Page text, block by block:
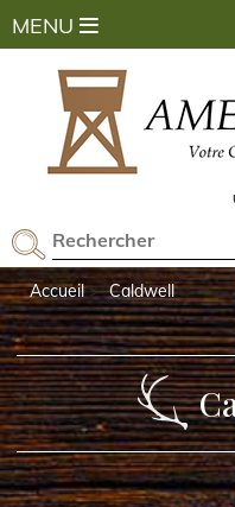
MENU
Accueil Caldwell